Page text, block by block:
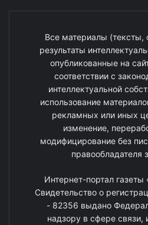
Все материалы (тексты,
результаты
опубликованные на
соответствии с
интеллектуальной
использование
рекламных или иных
изменение,
модифицирование без
правообладателя
Интернет-портал
Свидетельство о
- 82356 выдано
надзору в сфере